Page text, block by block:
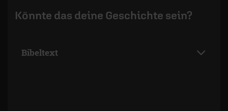
Könnte das deine Geschichte sein?
Bibeltext